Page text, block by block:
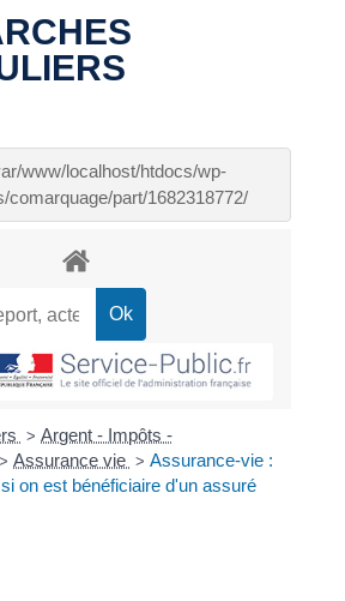
www/localhost/htdocs/wp-
comarquage/part/1682318772/
> Argent - Impôts -
> Assurance vie > Assurance-vie :
on est bénéficiaire d'un assuré